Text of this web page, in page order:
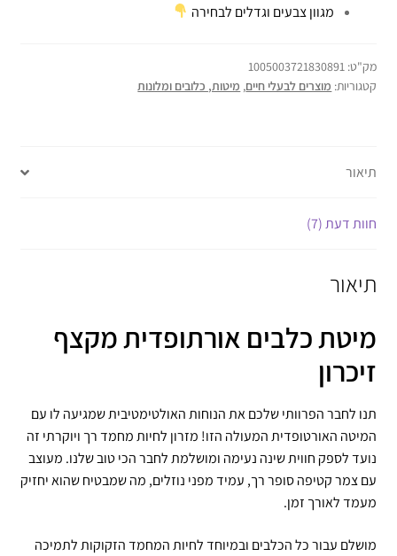
מגוון צבעים וגדלים לבחירה
מק"ט: 1005003721830891
קטגוריות: מוצרים לבעלי חיים, מיטות, כלובים ומלונות
תיאור
חוות דעת (7)
תיאור
מיטת כלבים אורתופדית מקצף
זיכרון
תנו לחבר הפרוותי שלכם את הנוחות האולטימטיבית שמגיעה לו עם
המיטה האורטופדית המעולה הזו! מזרון לחיות מחמד רך ויוקרתי זה
נועד לספק חווית שינה נעימה ומושלמת לחבר הכי טוב שלנו. מעוצב
עם צמר קטיפה סופר רך, עמיד מפני נוזלים, מה שמבטיח שהוא יחזיק
מעמד לאורך זמן.
מושלם עבור כל הכלבים ובמיוחד לחיות המחמד הזקוקות לתמיכה